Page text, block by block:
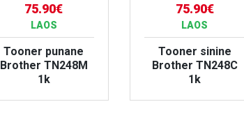
75.90€
LAOS
Tooner punane
Brother TN248M
1k
75.90€
LAOS
Tooner sinine
Brother TN248C
1k